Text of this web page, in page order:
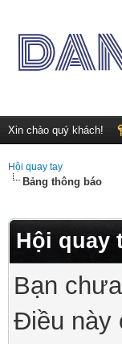
Xin chào quý khách!
Hội quay tay
Bảng thông báo
Hội quay
Bạn
Điều này